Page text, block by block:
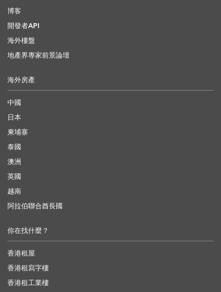
博客
開發者API
海外樓盤
地產界專家前景論壇
海外房產
中國
日本
柬埔寨
泰國
澳洲
英國
越南
阿拉伯聯合酋長國
你在找什麼？
香港租屋
香港租寫字樓
香港租工業樓